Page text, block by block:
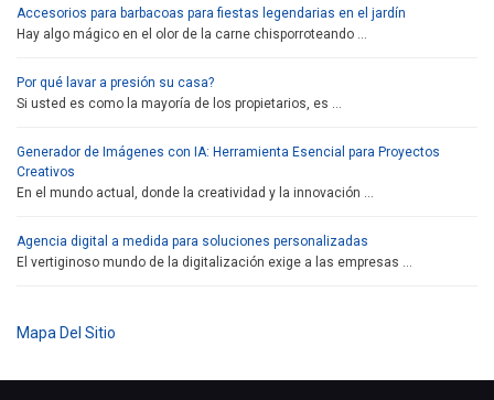
Accesorios para barbacoas para fiestas legendarias en el jardín
Hay algo mágico en el olor de la carne chisporroteando …
Por qué lavar a presión su casa?
Si usted es como la mayoría de los propietarios, es …
Generador de Imágenes con IA: Herramienta Esencial para Proyectos
Creativos
En el mundo actual, donde la creatividad y la innovación …
Agencia digital a medida para soluciones personalizadas
El vertiginoso mundo de la digitalización exige a las empresas …
Mapa Del Sitio